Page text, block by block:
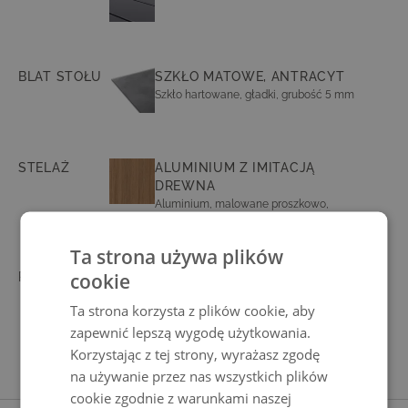
BLAT STOŁU SZKŁO MATOWE, ANTRACYT
Szkło hartowane, gładki, grubość 5 mm
STELAŻ
ALUMINIUM Z IMITACJĄ
DREWNA
Aluminium, malowane proszkowo,
POSZEWKA
GR./M²) POLIESTER
zdejmowane, można prać w 30°C, solidne
wykonanie, elegancki szew lamówkowy
Ta strona używa plików
cookie
Ta strona korzysta z plików cookie, aby
zapewnić lepszą wygodę użytkowania.
Korzystając z tej strony, wyrażasz zgodę
na używanie przez nas wszystkich plików
cookie zgodnie z warunkami naszej